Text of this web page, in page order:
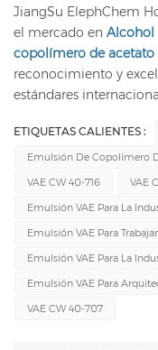
JiangSu ElephChem
el mercado en
copolímero de
reconocimiento y
estándares
ETIQUETAS CALIENTES :
Emulsión De Copolímero
VAE CW 40-716
VAE
Emulsión VAE Para La
Emulsión VAE Para
Emulsión VAE Para La
Emulsión VAE Para
VAE CW 40-707